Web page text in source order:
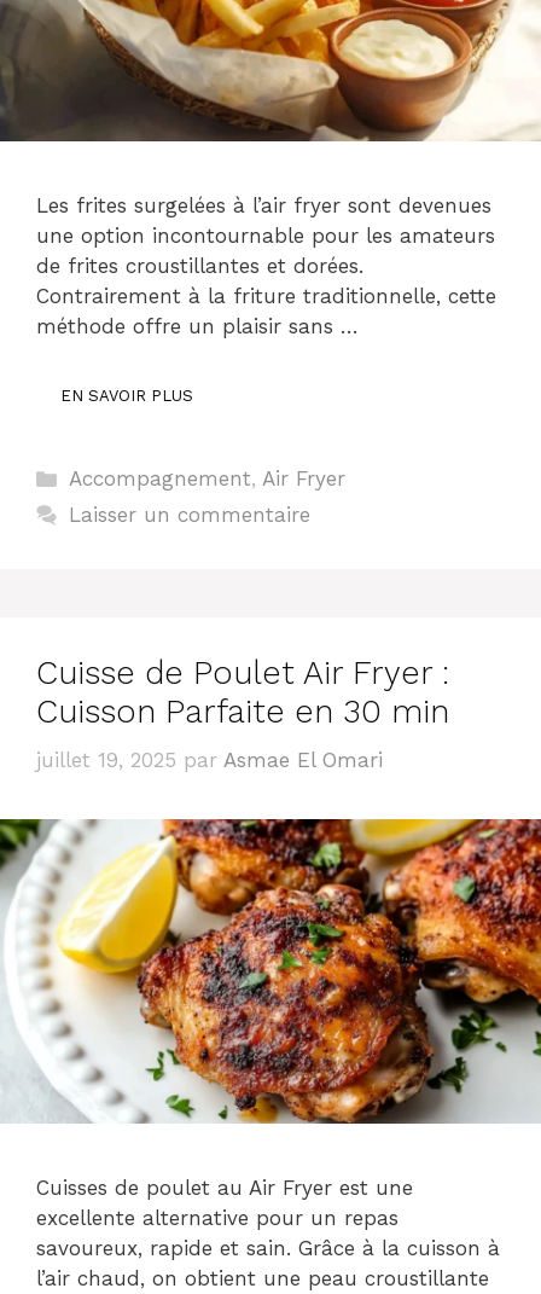
Les frites surgelées à l’air fryer sont devenues
une option incontournable pour les amateurs
de frites croustillantes et dorées.
Contrairement à la friture traditionnelle, cette
méthode offre un plaisir sans …
EN SAVOIR PLUS
Catégories
Accompagnement,Air Fryer
Laisser un commentaire
Cuisse de Poulet Air Fryer :
Cuisson Parfaite en 30 min
juillet 19, 2025 par Asmae El Omari
Cuisses de poulet au Air Fryer est une
excellente alternative pour un repas
savoureux, rapide et sain. Grâce à la cuisson à
l’air chaud, on obtient une peau croustillante